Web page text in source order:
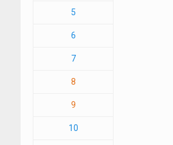
5
6
7
8
9
10